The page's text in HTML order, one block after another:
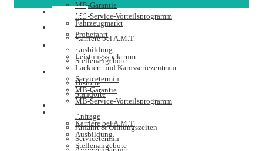
MB-Garantie
MB-Service-Vorteilsprogramm
Karriere
Karriere bei A.M.T.
Ausbildung
Stellenangebote
Unternehmen
Historie
Standorte
Kontakt
Anfrage
Anfahrt & Öffnungszeiten
Servicetermin
Fahrzeuge
Fahrzeugmarkt
Probefahrt
Leistungsspektrum
Lackier- und Karosseriezentrum
Servicetermin
MB-Garantie
MB-Service-Vorteilsprogramm
Karriere
Karriere bei A.M.T.
Ausbildung
Stellenangebote